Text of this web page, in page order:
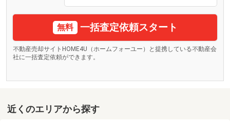
無料 一括査定依頼スタート
不動産売却サイトHOME4U（ホームフォーユー）と提携している不動産会
社に一括査定依頼ができます。
近くのエリアから探す